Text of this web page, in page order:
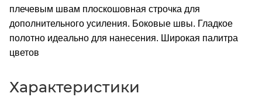
плечевым швам плоскошовная строчка для
дополнительного усиления. Боковые швы. Гладкое
полотно идеально для нанесения. Широкая палитра
цветов
Характеристики